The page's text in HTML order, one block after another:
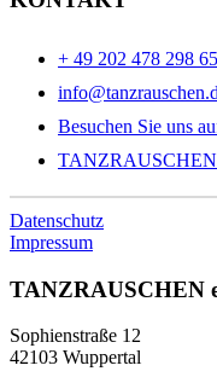
+ 49 202 478 298 65
Besuchen Sie uns
TANZRAUSCHEN
Datenschutz
Impressum
TANZRAUSCHEN
Sophienstraße 12
42103 Wuppertal